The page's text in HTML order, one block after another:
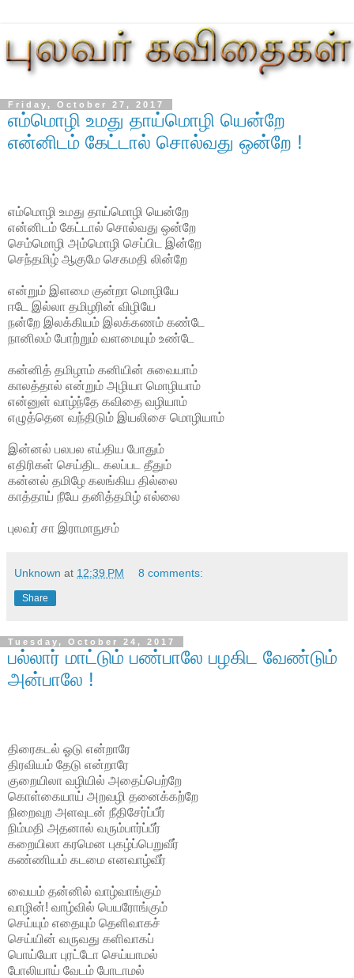
Friday, October 27, 2017
எம்மொழி உமது தாய்மொழி யென்றே
என்னிடம் கேட்டால் சொல்வது ஒன்றே !
எம்மொழி உமது தாய்மொழி யென்றே
என்னிடம் கேட்டால் சொல்வது ஒன்றே
செம்மொழி அம்மொழி செப்பிட இன்றே
செந்தமிழ் ஆகுமே செகமதி லின்றே
என்றும் இளமை குன்றா மொழியே
ஈடே இல்லா தமிழரின் விழியே
நன்றே இலக்கியம் இலக்கணம் கண்டே
நானிலம் போற்றும் வளமையும் உண்டே
கன்னித் தமிழாம் கனியின் சுவையாம்
காலத்தால் என்றும் அழியா மொழியாம்
என்னுள் வாழ்ந்தே கவிதை வழியாம்
எழுத்தென வந்திடும் இயலிசை மொழியாம்
இன்னல் பலபல எய்திய போதும்
எதிரிகள் செய்திட கலப்பட தீதும்
கன்னல் தமிழே கலங்கிய தில்லை
காத்தாய் நீயே தனித்தமிழ் எல்லை
புலவர் சா இராமாநுசம்
Unknown at 12:39 PM 8 comments:
Share
Tuesday, October 24, 2017
பல்லார் மாட்டும் பண்பாலே பழகிட வேண்டும்
அன்பாலே !
திரைகடல் ஓடு என்றாரே
திரவியம் தேடு என்றாரே
குறையிலா வழியில் அதைப்பெற்றே
கொள்கையாய் அறவழி தனைக்கற்றே
நிறைவுற அளவுடன் நீதிசேர்ப்பீர்
நிம்மதி அதனால் வரும்பார்ப்பீர்
கறையிலா கரமென புகழ்ப்பெறுவீர்
கண்ணியம் கடமை எனவாழ்வீர்
வையம் தன்னில் வாழ்வாங்கும்
வாழின்! வாழ்வில் பெயரோங்கும்
செய்யும் எதையும் தெளிவாகச்
செய்யின் வருவது களிவாகப்
பொய்யோ புரட்டோ செய்யாமல்
போலியாய் வேடம் போடாமல்